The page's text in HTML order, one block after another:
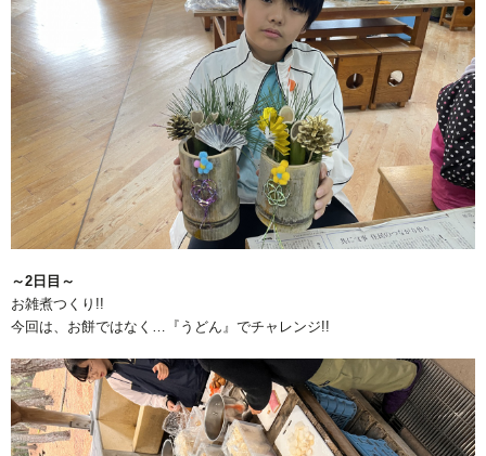
～2日目～
お雑煮つくり!!
今回は、お餅ではなく…『うどん』でチャレンジ!!